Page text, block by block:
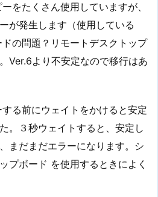
をたくさん使用していますが、
が発生します（使用している
の問題？リモートデスクトップ
Ver.6より不安定なので移行はあ
る前にウェイトをかけると安定
。３秒ウェイトすると、安定し
まだまだエラーになります。シ
プボード を使用するときによく